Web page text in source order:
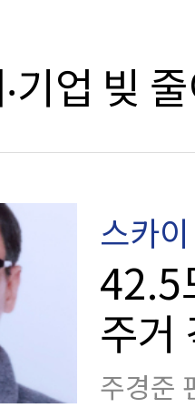
기업 빚
스카
42.5
주거
주경준